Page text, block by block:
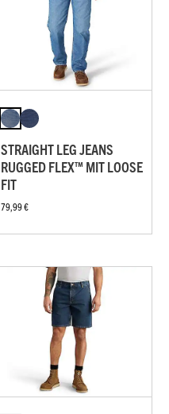
STRAIGHT LEG JEANS
RUGGED FLEX™ MIT LOOSE
FIT
79,99 €